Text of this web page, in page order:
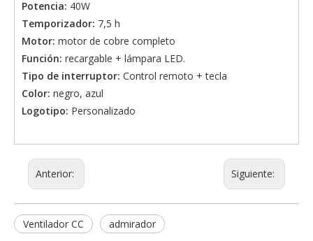
Potencia: 40W
Temporizador: 7,5 h
Motor: motor de cobre completo
Función: recargable + lámpara LED.
Tipo de interruptor: Control remoto + tecla
Color: negro, azul
Logotipo: Personalizado
Anterior: Siguiente:
Ventilador CC admirador